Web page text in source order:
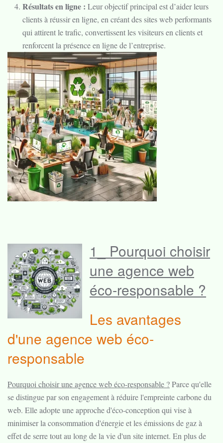
Résultats en ligne : Leur objectif principal est d’aider leurs
clients à réussir en ligne, en créant des sites web performants
qui attirent le trafic, convertissent les visiteurs en clients et
renforcent la présence en ligne de l’entreprise.
1_ Pourquoi choisir
une agence web
éco-responsable ?
Les avantages
d'une agence web éco-
responsable
Pourquoi choisir une agence web éco-responsable ?Parce qu'elle
se distingue par son engagement à réduire l'empreinte carbone du
web. Elle adopte une approche d'éco-conception qui vise à
minimiser la consommation d'énergie et les émissions de gaz à
effet de serre tout au long de la vie d'un site internet. En plus de